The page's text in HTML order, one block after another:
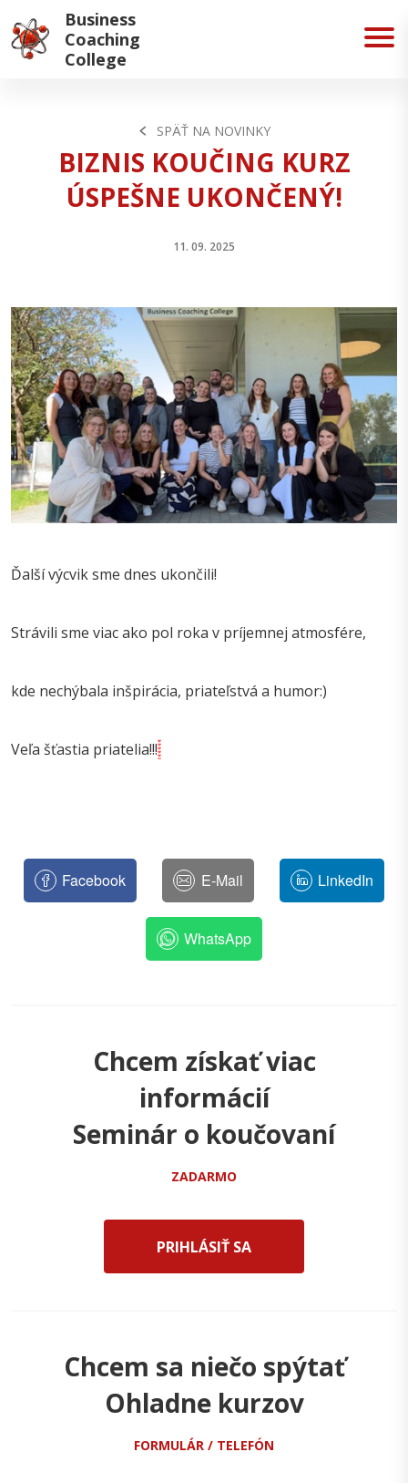
Business
Coaching
College
SPÄŤ NA NOVINKY
BIZNIS KOUČING KURZ
ÚSPEŠNE UKONČENÝ!
11. 09. 2025
Ďalší výcvik sme dnes ukončili!
Strávili sme viac ako pol roka v príjemnej atmosfére,
kde nechýbala inšpirácia, priateľstvá a humor:)
Veľa šťastia priatelia!!!
Facebook E-Mail LinkedIn
WhatsApp
Chcem získať viac
informácií
Seminár o koučovaní
ZADARMO
PRIHLÁSIŤ SA
Chcem sa niečo spýtať
Ohladne kurzov
FORMULÁR / TELEFÓN